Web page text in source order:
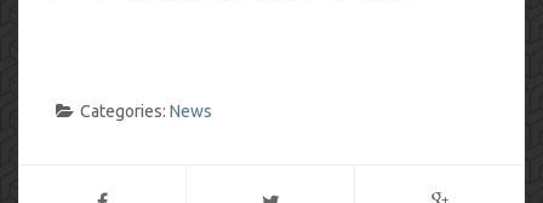
Categories: News